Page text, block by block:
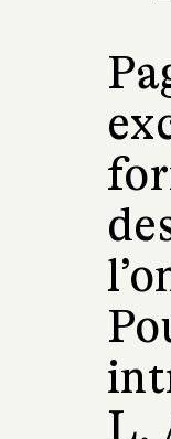
L.